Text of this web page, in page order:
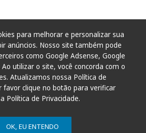
para melhorar e personalizar sua
anúncios. Nosso site também pode
como Google Adsense, Google
Ao utilizar o site, você concorda com o
Atualizamos nossa Política de
favor clique no botão para verificar
Política de Privacidade.
OK, EU ENTENDO
Todos os direitos reservados.